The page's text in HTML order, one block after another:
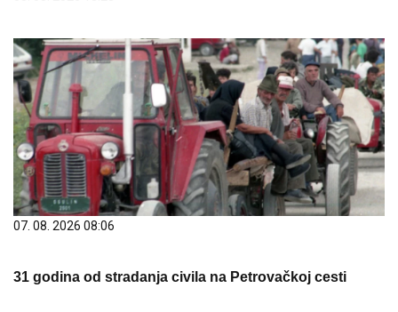
07. 08. 2026 08:06
31 godina od stradanja civila na Petrovačkoj cesti